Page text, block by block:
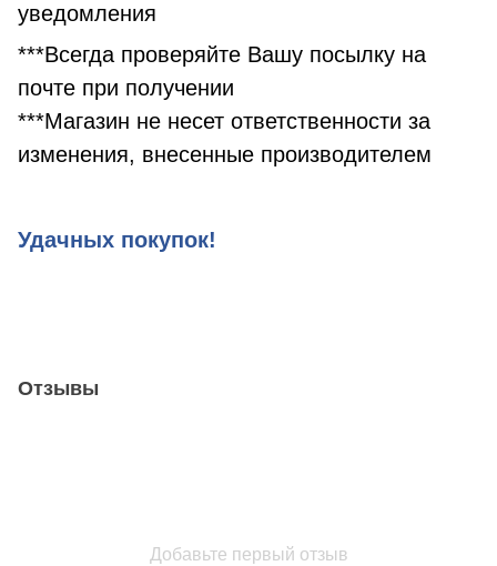
уведомления
***Всегда проверяйте Вашу посылку на
почте при получении
***Магазин не несет ответственности за
изменения, внесенные производителем
Удачных покупок!
Отзывы
Добавьте первый отзыв